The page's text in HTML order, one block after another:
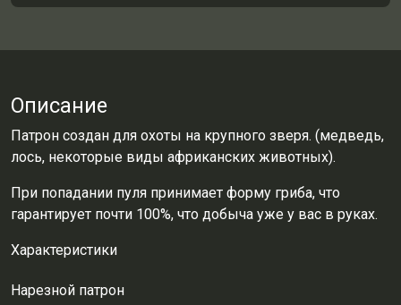
Описание
Патрон создан для охоты на крупного зверя. (медведь,
лось, некоторые виды африканских животных).
При попадании пуля принимает форму гриба, что
гарантирует почти 100%, что добыча уже у вас в руках.
Характеристики
Нарезной патрон